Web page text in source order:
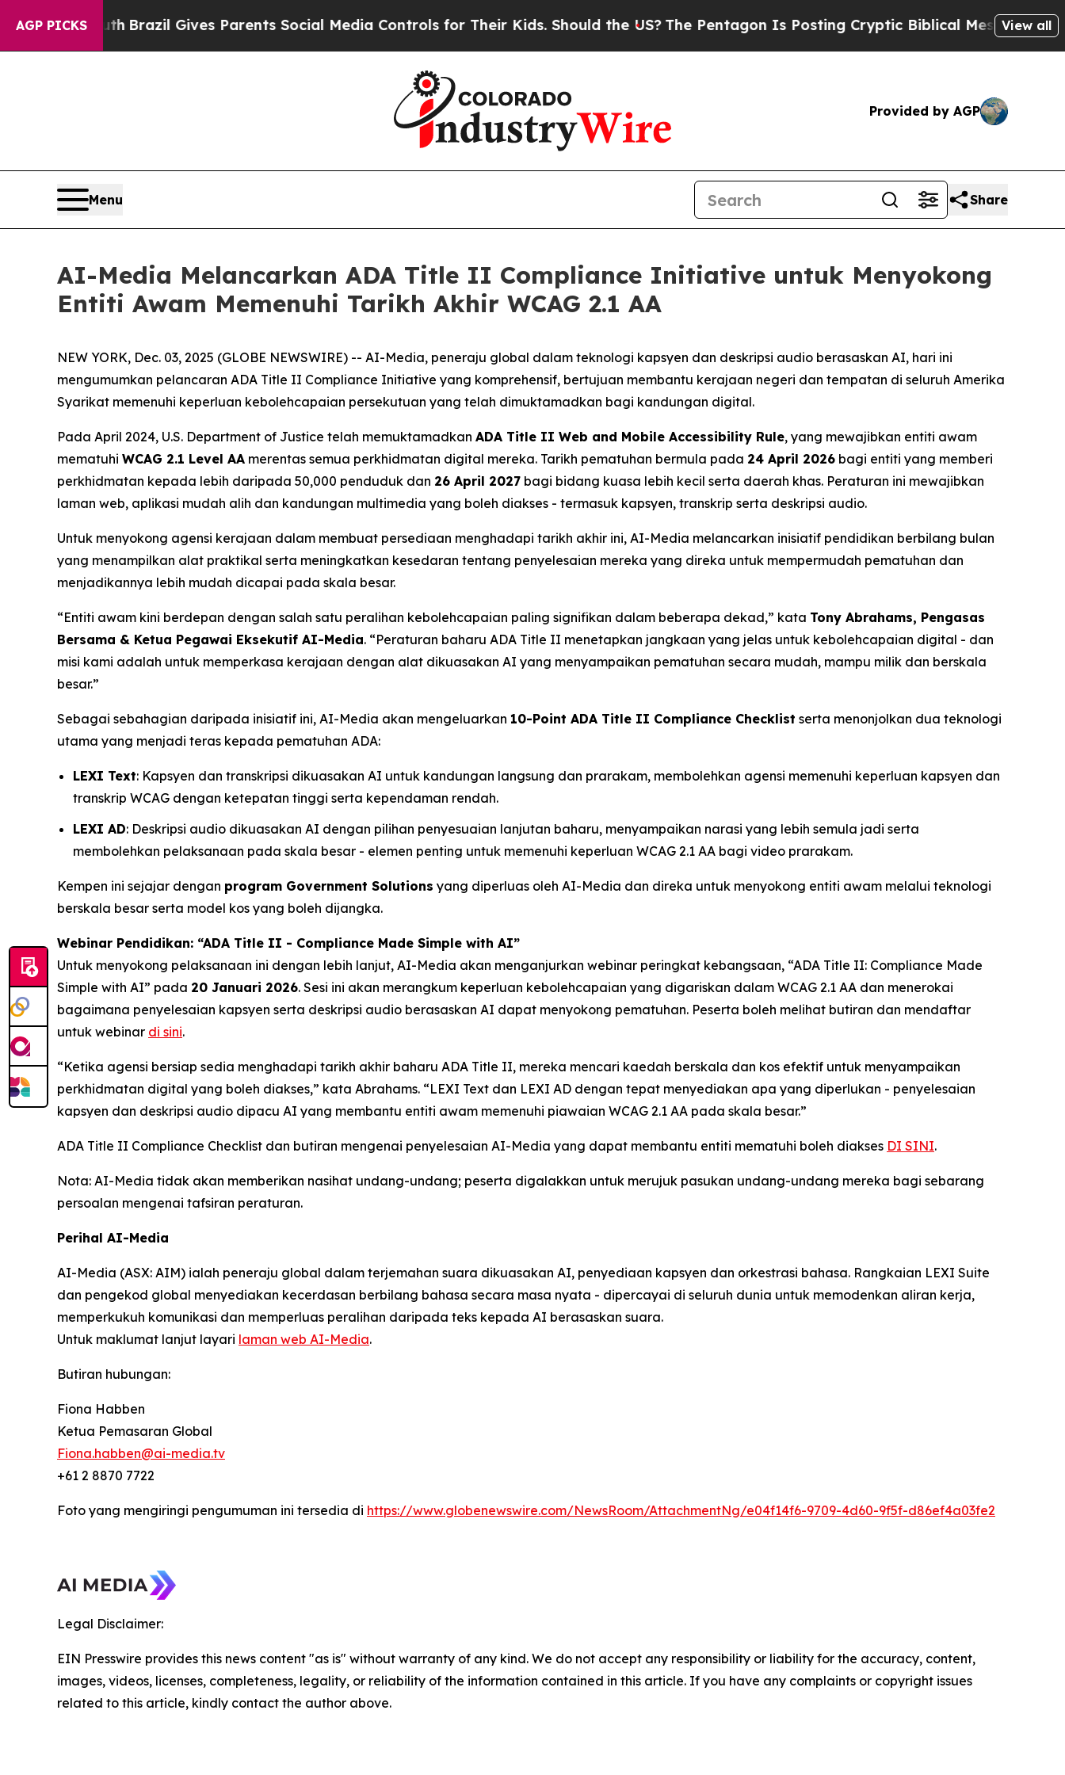
AGP PICKS
to YouthBrazil Gives Parents Social Media Controls for Their Kids. Should the US? The Pentagon Is Posting Cryptic Biblical Messages on Social
View all
Provided by AGP
Menu Share
AI-Media Melancarkan ADA Title II Compliance Initiative untuk Menyokong
Entiti Awam Memenuhi Tarikh Akhir WCAG 2.1 AA
NEW YORK, Dec. 03, 2025 (GLOBE NEWSWIRE) -- AI-Media, peneraju global dalam teknologi kapsyen dan deskripsi audio berasaskan AI, hari ini
mengumumkan pelancaran ADA Title II Compliance Initiative yang komprehensif, bertujuan membantu kerajaan negeri dan tempatan di seluruh Amerika
Syarikat memenuhi keperluan kebolehcapaian persekutuan yang telah dimuktamadkan bagi kandungan digital.
Pada April 2024, U.S. Department of Justice telah memuktamadkan ADA Title II Web and Mobile Accessibility Rule, yang mewajibkan entiti awam
mematuhi WCAG 2.1 Level AA merentas semua perkhidmatan digital mereka. Tarikh pematuhan bermula pada 24 April 2026 bagi entiti yang memberi
perkhidmatan kepada lebih daripada 50,000 penduduk dan 26 April 2027 bagi bidang kuasa lebih kecil serta daerah khas. Peraturan ini mewajibkan
laman web, aplikasi mudah alih dan kandungan multimedia yang boleh diakses - termasuk kapsyen, transkrip serta deskripsi audio.
Untuk menyokong agensi kerajaan dalam membuat persediaan menghadapi tarikh akhir ini, AI-Media melancarkan inisiatif pendidikan berbilang bulan
yang menampilkan alat praktikal serta meningkatkan kesedaran tentang penyelesaian mereka yang direka untuk mempermudah pematuhan dan
menjadikannya lebih mudah dicapai pada skala besar.
“Entiti awam kini berdepan dengan salah satu peralihan kebolehcapaian paling signifikan dalam beberapa dekad,” kata Tony Abrahams, Pengasas
Bersama & Ketua Pegawai Eksekutif AI-Media. “Peraturan baharu ADA Title II menetapkan jangkaan yang jelas untuk kebolehcapaian digital - dan
misi kami adalah untuk memperkasa kerajaan dengan alat dikuasakan AI yang menyampaikan pematuhan secara mudah, mampu milik dan berskala
besar.”
Sebagai sebahagian daripada inisiatif ini, AI-Media akan mengeluarkan 10-Point ADA Title II Compliance Checklist serta menonjolkan dua teknologi
utama yang menjadi teras kepada pematuhan ADA:
LEXI Text: Kapsyen dan transkripsi dikuasakan AI untuk kandungan langsung dan prarakam, membolehkan agensi memenuhi keperluan kapsyen dan
transkrip WCAG dengan ketepatan tinggi serta kependaman rendah.
LEXI AD: Deskripsi audio dikuasakan AI dengan pilihan penyesuaian lanjutan baharu, menyampaikan narasi yang lebih semula jadi serta
membolehkan pelaksanaan pada skala besar - elemen penting untuk memenuhi keperluan WCAG 2.1 AA bagi video prarakam.
Kempen ini sejajar dengan program Government Solutions yang diperluas oleh AI-Media dan direka untuk menyokong entiti awam melalui teknologi
berskala besar serta model kos yang boleh dijangka.
Webinar Pendidikan: “ADA Title II - Compliance Made Simple with AI”
Untuk menyokong pelaksanaan ini dengan lebih lanjut, AI-Media akan menganjurkan webinar peringkat kebangsaan, “ADA Title II: Compliance Made
Simple with AI” pada 20 Januari 2026. Sesi ini akan merangkum keperluan kebolehcapaian yang digariskan dalam WCAG 2.1 AA dan menerokai
bagaimana penyelesaian kapsyen serta deskripsi audio berasaskan AI dapat menyokong pematuhan. Peserta boleh melihat butiran dan mendaftar
untuk webinar di sini.
“Ketika agensi bersiap sedia menghadapi tarikh akhir baharu ADA Title II, mereka mencari kaedah berskala dan kos efektif untuk menyampaikan
perkhidmatan digital yang boleh diakses,” kata Abrahams. “LEXI Text dan LEXI AD dengan tepat menyediakan apa yang diperlukan - penyelesaian
kapsyen dan deskripsi audio dipacu AI yang membantu entiti awam memenuhi piawaian WCAG 2.1 AA pada skala besar.”
ADA Title II Compliance Checklist dan butiran mengenai penyelesaian AI-Media yang dapat membantu entiti mematuhi boleh diakses DI SINI.
Nota: AI-Media tidak akan memberikan nasihat undang-undang; peserta digalakkan untuk merujuk pasukan undang-undang mereka bagi sebarang
persoalan mengenai tafsiran peraturan.
Perihal AI-Media
AI-Media (ASX: AIM) ialah peneraju global dalam terjemahan suara dikuasakan AI, penyediaan kapsyen dan orkestrasi bahasa. Rangkaian LEXI Suite
dan pengekod global menyediakan kecerdasan berbilang bahasa secara masa nyata - dipercayai di seluruh dunia untuk memodenkan aliran kerja,
memperkukuh komunikasi dan memperluas peralihan daripada teks kepada AI berasaskan suara.
Untuk maklumat lanjut layari laman web AI-Media.
Butiran hubungan:
Fiona Habben
Ketua Pemasaran Global
Fiona.habben@ai-media.tv
+61 2 8870 7722
Foto yang mengiringi pengumuman ini tersedia di https://www.globenewswire.com/NewsRoom/AttachmentNg/e04f14f6-9709-4d60-9f5f-d86ef4a03fe2
Legal Disclaimer:
EIN Presswire provides this news content "as is" without warranty of any kind. We do not accept any responsibility or liability for the accuracy, content,
images, videos, licenses, completeness, legality, or reliability of the information contained in this article. If you have any complaints or copyright issues
related to this article, kindly contact the author above.